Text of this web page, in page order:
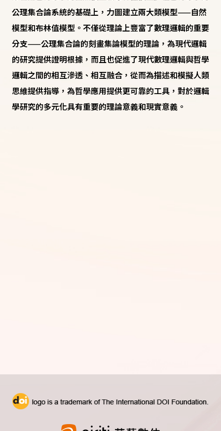
公理集合論系統的基礎上，力圖建立兩大類模型——自然
模型和布林值模型。不僅從理論上豐富了數理邏輯的重要
分支——公理集合論的刻畫集論模型的理論，為現代邏輯
的研究提供證明根據，而且也促進了現代數理邏輯與哲學
邏輯之間的相互滲透、相互融合，從而為描述和模擬人類
思維提供指導，為哲學應用提供更可靠的工具，對於邏輯
學研究的多元化具有重要的理論意義和現實意義。